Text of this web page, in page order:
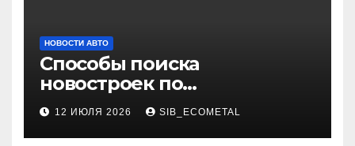
НОВОСТИ АВТО
Способы поиска
новостроек по
индивидуальным
параметрам
12 ИЮЛЯ 2026 SIB_ECOMETAL